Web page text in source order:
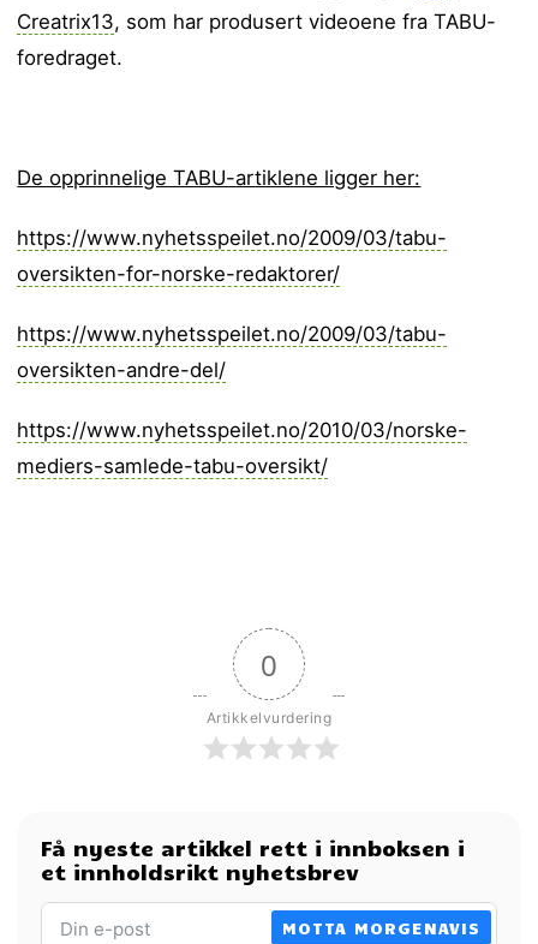
Creatrix13, som har produsert videoene fra TABU-
foredraget.
De opprinnelige TABU-artiklene ligger her:
https://www.nyhetsspeilet.no/2009/03/tabu-
oversikten-for-norske-redaktorer/
https://www.nyhetsspeilet.no/2009/03/tabu-
oversikten-andre-del/
https://www.nyhetsspeilet.no/2010/03/norske-
mediers-samlede-tabu-oversikt/
0
Artikkelvurdering
Få nyeste artikkel rett i innboksen i
et innholdsrikt nyhetsbrev
MOTTA MORGENAVIS